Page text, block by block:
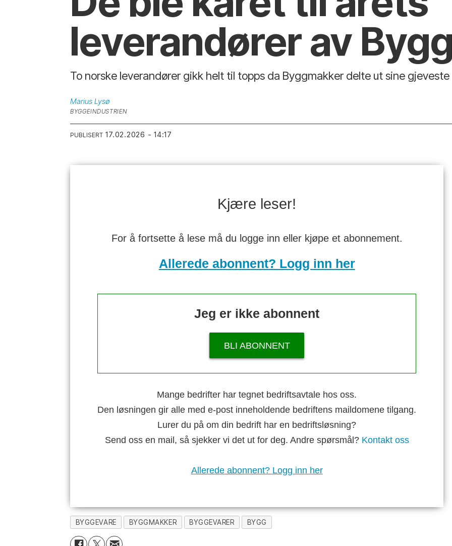
leverandører av
To norske leverandører gikk helt til topps da Byggmakker delte ut sine gjeveste
Marius Lysø
BYGGEINDUSTRIEN
PUBLISERT 17.02.2026 - 14:17
Kjære leser!
For å fortsette å lese må du logge inn eller kjøpe et abonnement.
Allerede abonnent? Logg inn her
Jeg er ikke abonnent
BLI ABONNENT
Mange bedrifter har tegnet bedriftsavtale hos oss.
Den løsningen gir alle med e-post inneholdende bedriftens maildomene tilgang.
Lurer du på om din bedrift har en bedriftsløsning?
Send oss en mail, så sjekker vi det ut for deg. Andre spørsmål? Kontakt oss
Allerede abonnent? Logg inn her
BYGGEVARE BYGGMAKKER BYGGEVARER BYGG